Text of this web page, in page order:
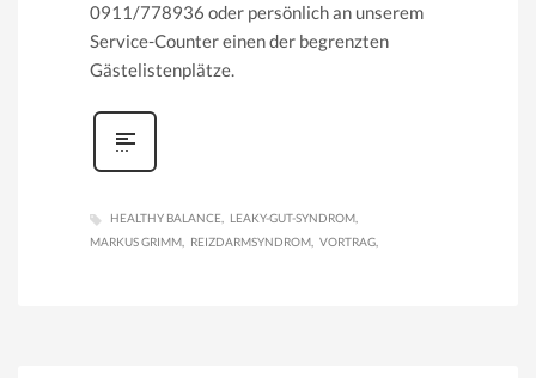
0911/778936 oder persönlich an unserem
Service-Counter einen der begrenzten
Gästelistenplätze.
HEALTHY BALANCE
LEAKY-GUT-SYNDROM
MARKUS GRIMM
REIZDARMSYNDROM VORTRAG